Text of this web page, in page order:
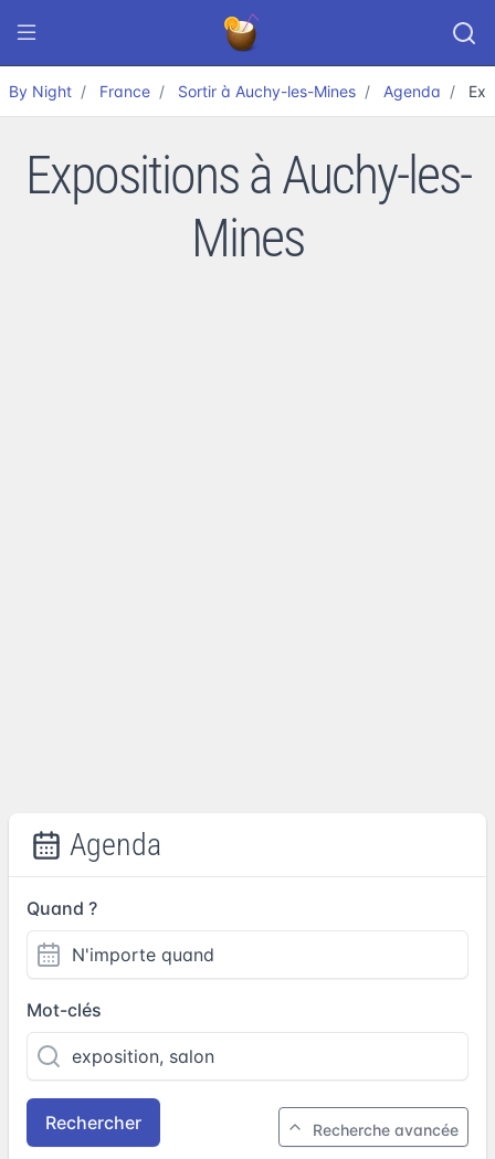
By Night France Sortir à Auchy-les-Mines Agenda
Expositions à Auchy-les-
Mines
Agenda
Quand ?
Mot-clés
Rechercher Recherche avancée